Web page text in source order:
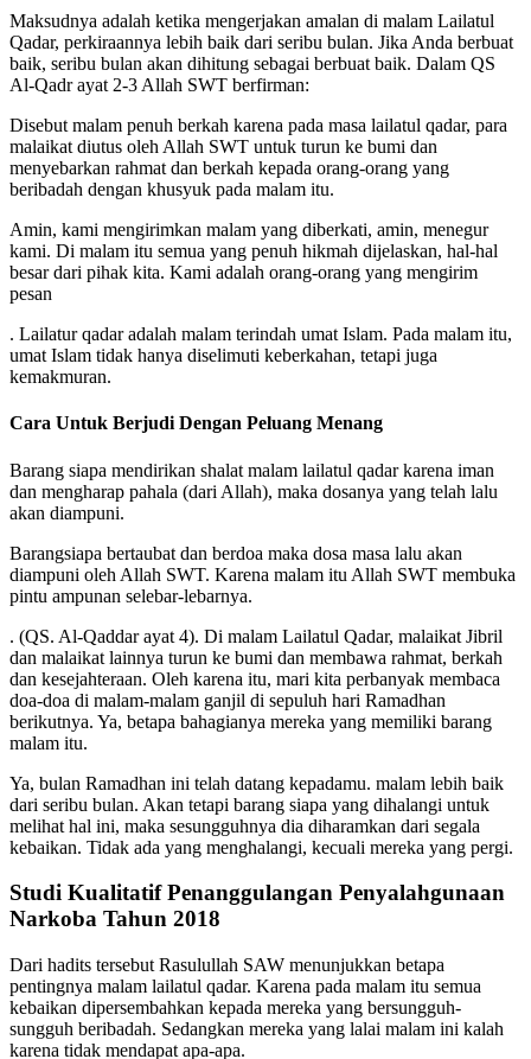
Maksudnya adalah ketika mengerjakan amalan di malam Lailatul
Qadar, perkiraannya lebih baik dari seribu bulan. Jika Anda berbuat
baik, seribu bulan akan dihitung sebagai berbuat baik. Dalam QS
Al-Qadr ayat 2-3 Allah SWT berfirman:
Disebut malam penuh berkah karena pada masa lailatul qadar, para
malaikat diutus oleh Allah SWT untuk turun ke bumi dan
menyebarkan rahmat dan berkah kepada orang-orang yang
beribadah dengan khusyuk pada malam itu.
Amin, kami mengirimkan malam yang diberkati, amin, menegur
kami. Di malam itu semua yang penuh hikmah dijelaskan, hal-hal
besar dari pihak kita. Kami adalah orang-orang yang mengirim
pesan
. Lailatur qadar adalah malam terindah umat Islam. Pada malam itu,
umat Islam tidak hanya diselimuti keberkahan, tetapi juga
kemakmuran.
Cara Untuk Berjudi Dengan Peluang Menang
Barang siapa mendirikan shalat malam lailatul qadar karena iman
dan mengharap pahala (dari Allah), maka dosanya yang telah lalu
akan diampuni.
Barangsiapa bertaubat dan berdoa maka dosa masa lalu akan
diampuni oleh Allah SWT. Karena malam itu Allah SWT membuka
pintu ampunan selebar-lebarnya.
. (QS. Al-Qaddar ayat 4). Di malam Lailatul Qadar, malaikat Jibril
dan malaikat lainnya turun ke bumi dan membawa rahmat, berkah
dan kesejahteraan. Oleh karena itu, mari kita perbanyak membaca
doa-doa di malam-malam ganjil di sepuluh hari Ramadhan
berikutnya. Ya, betapa bahagianya mereka yang memiliki barang
malam itu.
Ya, bulan Ramadhan ini telah datang kepadamu. malam lebih baik
dari seribu bulan. Akan tetapi barang siapa yang dihalangi untuk
melihat hal ini, maka sesungguhnya dia diharamkan dari segala
kebaikan. Tidak ada yang menghalangi, kecuali mereka yang pergi.
Studi Kualitatif Penanggulangan Penyalahgunaan
Narkoba Tahun 2018
Dari hadits tersebut Rasulullah SAW menunjukkan betapa
pentingnya malam lailatul qadar. Karena pada malam itu semua
kebaikan dipersembahkan kepada mereka yang bersungguh-
sungguh beribadah. Sedangkan mereka yang lalai malam ini kalah
karena tidak mendapat apa-apa.